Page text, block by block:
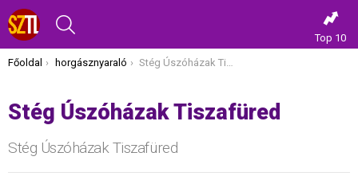
Top 10
Itt vagy most:
Főoldal horgásznyaraló Stég Úszóházak Tiszafüred
Stég Úszóházak Tiszafüred
Stég Úszóházak Tiszafüred